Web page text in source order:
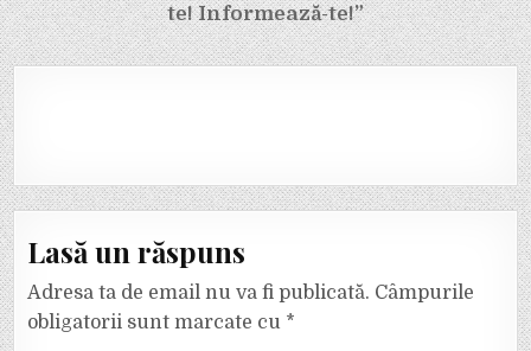
te! Informează-te!”
Lasă un răspuns
Adresa ta de email nu va fi publicată. Câmpurile
obligatorii sunt marcate cu *